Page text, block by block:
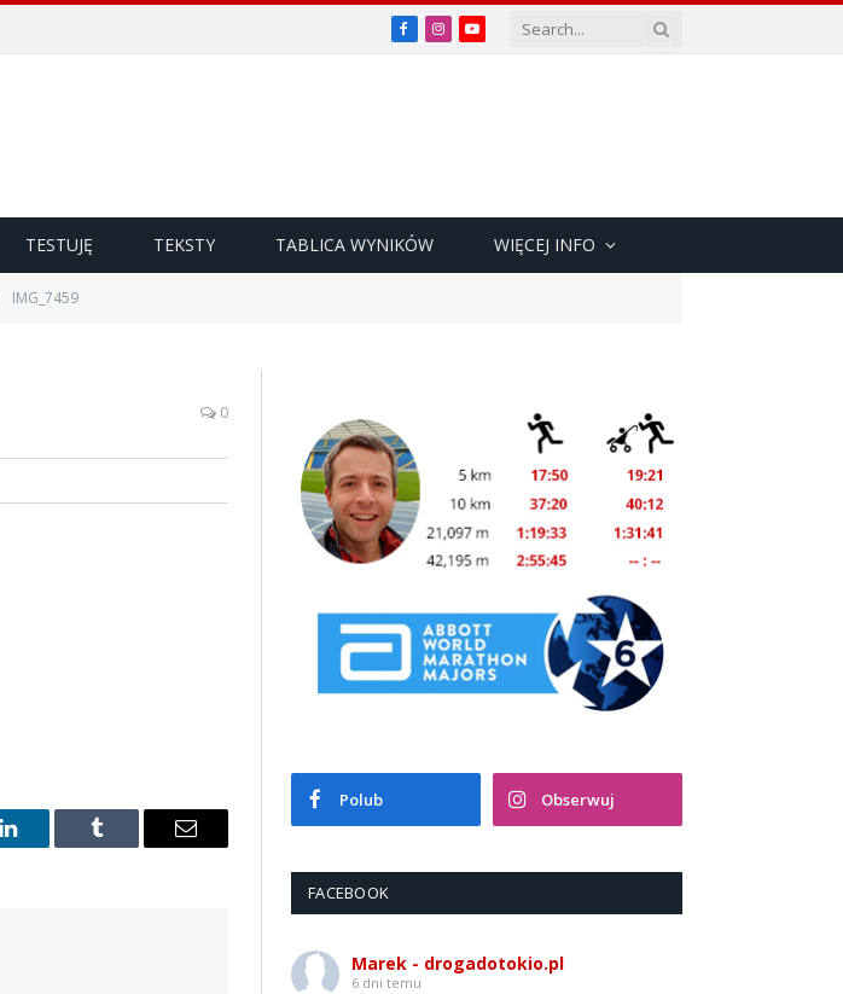
Facebook
InstagramYouTube
TESTUJĘ TEKSTY TABLICA WYNIKÓW WIĘCEJ INFO
IMG_7459
0
LinkedIn Tumblr Email
Polub Obserwuj
FACEBOOK
Marek - drogadotokio.pl
6 dni temu